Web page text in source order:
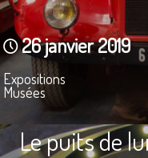
26 janvier 2019
Expositions
Musées
Le puits de